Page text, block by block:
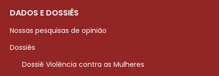
DADOS E DOSSIÊS
Nossas pesquisas de opinião
Dossiês
Dossiê Violência contra as Mulheres